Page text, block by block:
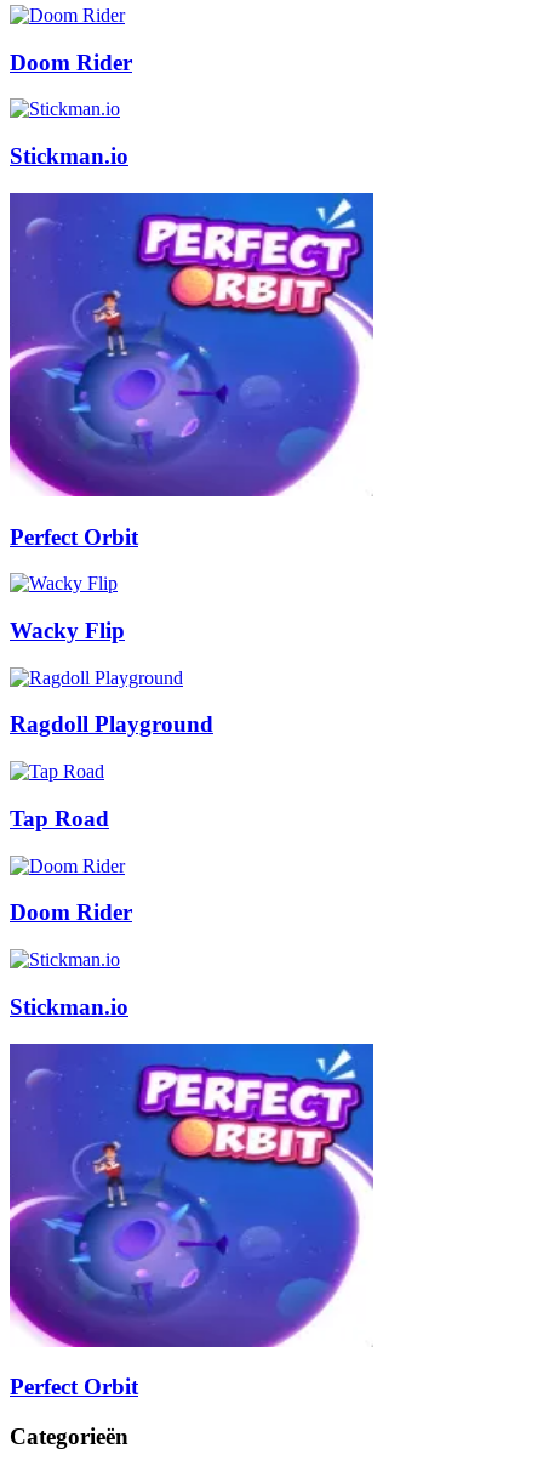
Doom Rider
Stickman.io
Perfect Orbit
Wacky Flip
Ragdoll Playground
Tap Road
Doom Rider
Stickman.io
Perfect Orbit
Categorieën